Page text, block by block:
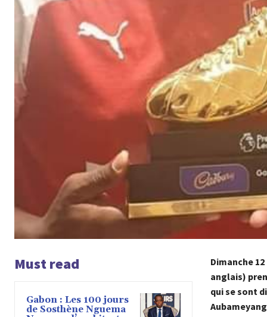
Must read
Gabon : Les 100 jours
de Sosthène Nguema
Dimanche
anglais)
qui se sont